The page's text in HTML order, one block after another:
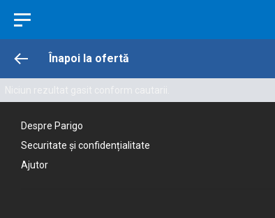
Înapoi la ofertă
Despre Parigo
Securitate și confidențialitate
Ajutor